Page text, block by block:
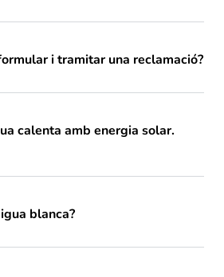
i tramitar una reclamació?
calenta amb energia solar.
blanca?